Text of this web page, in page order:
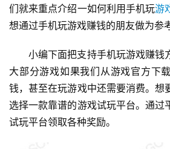
们就来重点介绍一如何利用手机玩游
想通过手机玩游戏赚钱的朋友做为参考
小编下面把支持手机玩游戏赚钱
大部分游戏如果我们从游戏官方下
钱，甚至在玩游戏中还需要消费。想
选择一款靠谱的游戏试玩平台。通过
试玩平台领取各种奖励。